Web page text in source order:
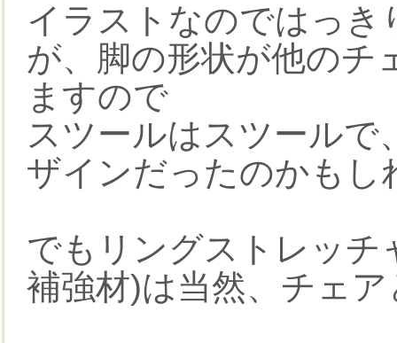
イラストなのではっ
が、脚の形状が他のチ
ますので
スツールはスツールで
ザインだったのかもし
でもリングストレッチ
補強材)は当然、チェ